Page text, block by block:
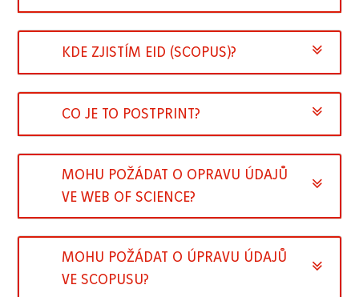
KDE ZJISTÍM EID (SCOPUS)?
CO JE TO POSTPRINT?
MOHU POŽÁDAT O OPRAVU ÚDAJŮ
VE WEB OF SCIENCE?
MOHU POŽÁDAT O ÚPRAVU ÚDAJŮ
VE SCOPUSU?